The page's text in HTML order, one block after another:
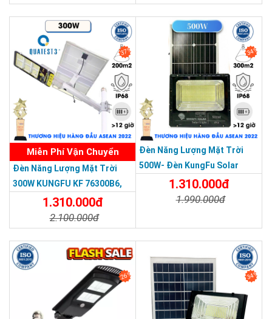
THƯƠNG HIỆU HÀNG ĐẦU ASEAN 2022
37%
Miễn Phí Vận Chuyển
Đèn Năng Lượng Mặt Trời
300W KUNGFU KF 76300B6,
IP68, Bảng Giá 2026
1.310.000đ
2.100.000đ
34%
Đèn Năng Lượng Mặt Trời
500W- Đèn KungFu Solar
Năng Lượng Mặt Trời 500W,IP
67 Loại Lớn
1.310.000đ
1.990.000đ
26% 34%